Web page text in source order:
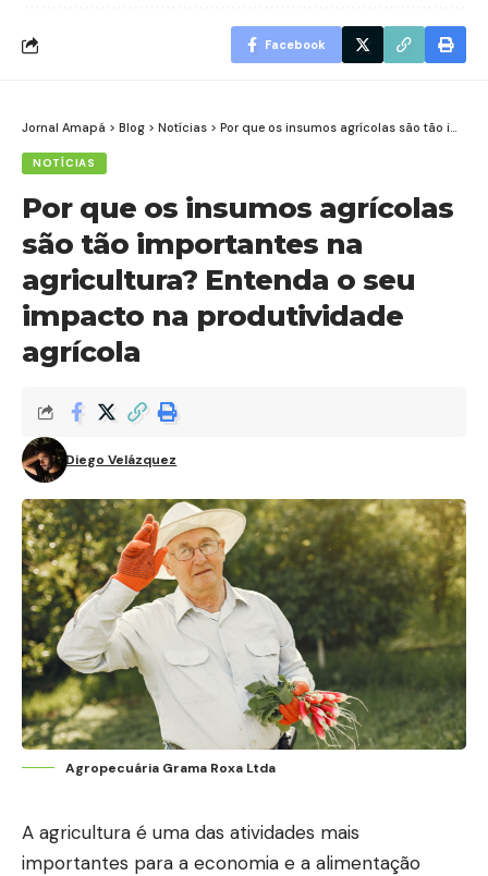
Facebook
Jornal Amapá > Blog > Notícias > Por que os insumos agrícolas são tão importantes na agricultura? Entenda o seu impacto na produtividade agrícola
NOTÍCIAS
Por que os insumos agrícolas
são tão importantes na
agricultura? Entenda o seu
impacto na produtividade
agrícola
Diego Velázquez
Agropecuária Grama Roxa Ltda
A agricultura é uma das atividades mais
importantes para a economia e a alimentação